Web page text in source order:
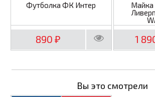
Футболка ФК Интер
890 ₽
Майка
1
Вы это смотрели